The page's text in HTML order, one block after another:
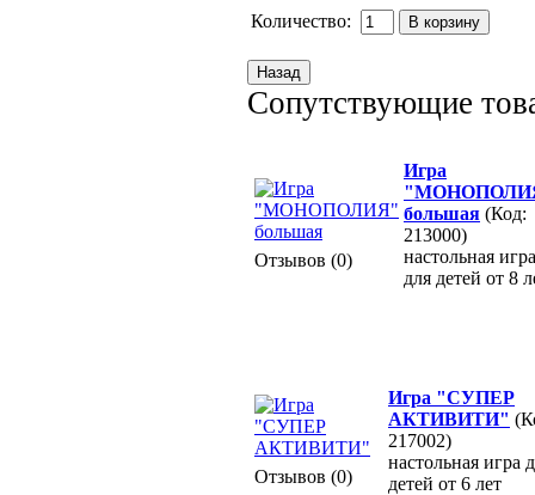
Количество:
Сопутствующие
Отзывов (0)
Игра
большая (Код:
213000)
настольная игра
для детей от 8
Отзывов (0)
Игра "СУПЕР
АКТИВИТИ"
217002)
настольная игра
детей от 6 лет